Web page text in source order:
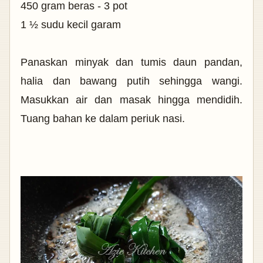
450 gram beras - 3 pot
1 ½ sudu kecil garam
Panaskan minyak dan tumis daun pandan,
halia dan bawang putih sehingga wangi.
Masukkan air dan masak hingga mendidih.
Tuang bahan ke dalam periuk nasi.